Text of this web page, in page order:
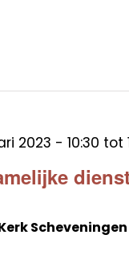
2023 - 10:30 tot
Scheveningen